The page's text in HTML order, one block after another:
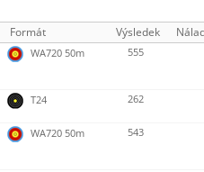
Formát Výsledek
WA720 50m 555
T24 262
WA720 50m 543